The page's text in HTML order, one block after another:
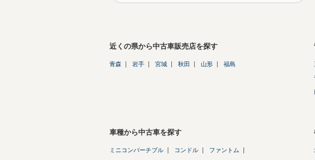
近くの県から中古車販売店を探す
青森 岩手 宮城 秋田 山形 福島
車種から中古車を探す
ミニコンバーチブル コンドル ファントム